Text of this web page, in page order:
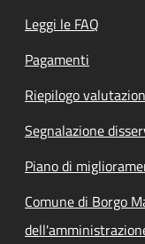
Leggi le FAQ
Pagamenti
Riepilogo
Segnalazione
Piano di
Comune di Borgo